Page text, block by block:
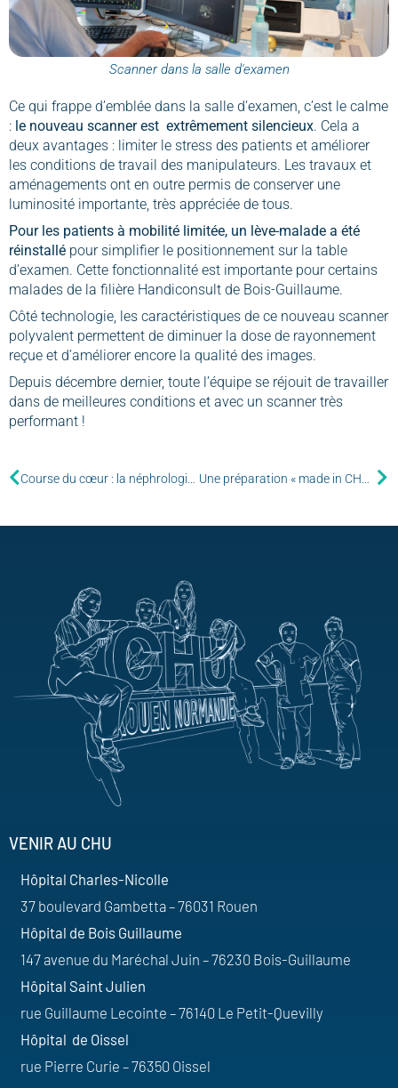
Scanner dans la salle d'examen
Ce qui frappe d’emblée dans la salle d’examen, c’est le calme
: le nouveau scanner est extrêmement silencieux. Cela a
deux avantages : limiter le stress des patients et améliorer
les conditions de travail des manipulateurs. Les travaux et
aménagements ont en outre permis de conserver une
luminosité importante, très appréciée de tous.
Pour les patients à mobilité limitée, un lève-malade a été
réinstallé pour simplifier le positionnement sur la table
d’examen. Cette fonctionnalité est importante pour certains
malades de la filière Handiconsult de Bois-Guillaume.
Côté technologie, les caractéristiques de ce nouveau scanner
polyvalent permettent de diminuer la dose de rayonnement
reçue et d’améliorer encore la qualité des images.
Depuis décembre dernier, toute l’équipe se réjouit de travailler
dans de meilleures conditions et avec un scanner très
performant !
Course du cœur : la néphrologie court pour le don d’organes Une préparation « made in CHU » pour anesthésier les plaies
VENIR AU CHU
Hôpital Charles-Nicolle
37 boulevard Gambetta – 76031 Rouen
Hôpital de Bois Guillaume
147 avenue du Maréchal Juin – 76230 Bois-Guillaume
Hôpital Saint Julien
rue Guillaume Lecointe – 76140 Le Petit-Quevilly
Hôpital de Oissel
rue Pierre Curie – 76350 Oissel